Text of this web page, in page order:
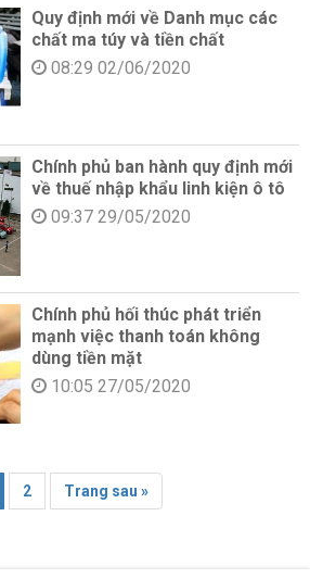
Quy định mới về Danh mục các
chất ma túy và tiền chất
08:29 02/06/2020
Chính phủ ban hành quy định mới
về thuế nhập khẩu linh kiện ô tô
09:37 29/05/2020
Chính phủ hối thúc phát triển
mạnh việc thanh toán không
dùng tiền mặt
10:05 27/05/2020
2 Trang sau »